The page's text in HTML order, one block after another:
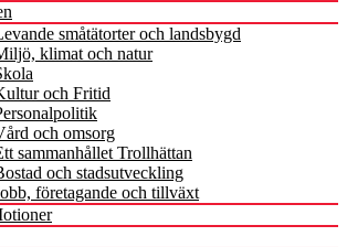
småtätorter och landsbygd
klimat och natur
och Fritid
och omsorg
sammanhållet Trollhättan
och stadsutveckling
företagande och tillväxt